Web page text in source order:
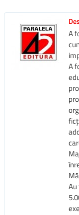
A
A
Recomandarea
prin structură și
propuse și
poate fi considerat
programei, astfel
elevilor va dovedi
în primul rând
har pentru ei, de
activitatea la